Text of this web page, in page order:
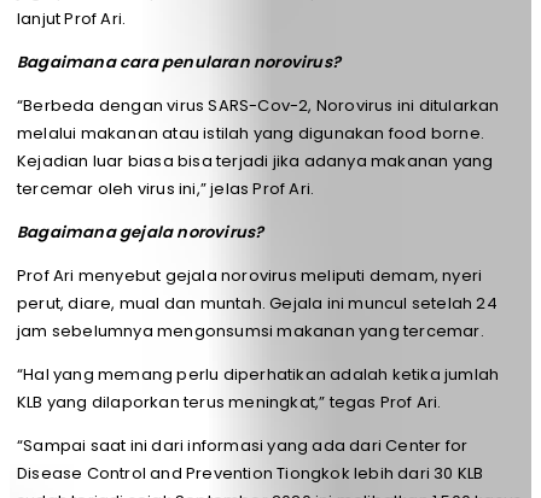
lanjut Prof Ari.
Bagaimana cara penularan norovirus?
“Berbeda dengan virus SARS-Cov-2, Norovirus ini ditularkan
melalui makanan atau istilah yang digunakan food borne.
Kejadian luar biasa bisa terjadi jika adanya makanan yang
tercemar oleh virus ini,” jelas Prof Ari.
Bagaimana gejala norovirus?
Prof Ari menyebut gejala norovirus meliputi demam, nyeri
perut, diare, mual dan muntah. Gejala ini muncul setelah 24
jam sebelumnya mengonsumsi makanan yang tercemar.
“Hal yang memang perlu diperhatikan adalah ketika jumlah
KLB yang dilaporkan terus meningkat,” tegas Prof Ari.
“Sampai saat ini dari informasi yang ada dari Center for
Disease Control and Prevention Tiongkok lebih dari 30 KLB